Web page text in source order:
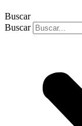
Buscar
Buscar